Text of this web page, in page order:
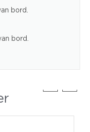
bord.
bord.